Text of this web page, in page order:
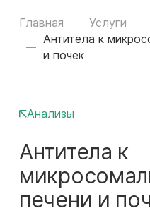
Главная Услуги
Антитела к
и почек
Анализы
Антитела к
печени и